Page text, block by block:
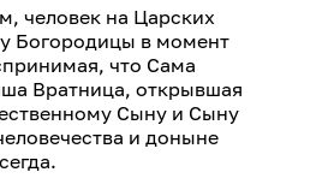
человек на Царских
Богородицы в момент
что Сама
Вратница, открывшая
Сыну и Сыну
и доныне